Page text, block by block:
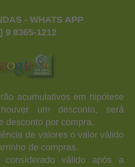
- WHATS APP
9 8365-1212
acumulativos em hipótese
um desconto, será
desconto por compra.
de valores o valor válido
de compras.
válido após a